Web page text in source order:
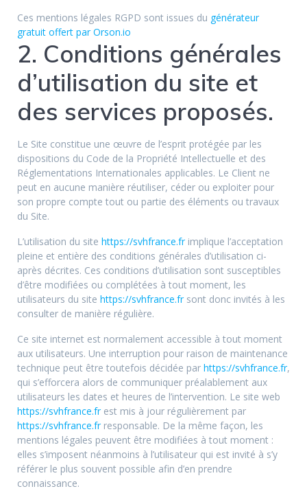
Ces mentions légales RGPD sont issues du générateur
gratuit offert par Orson.io
2. Conditions générales
d’utilisation du site et
des services proposés.
Le Site constitue une œuvre de l’esprit protégée par les
dispositions du Code de la Propriété Intellectuelle et des
Réglementations Internationales applicables. Le Client ne
peut en aucune manière réutiliser, céder ou exploiter pour
son propre compte tout ou partie des éléments ou travaux
du Site.
L’utilisation du site https://svhfrance.frimplique l’acceptation
pleine et entière des conditions générales d’utilisation ci-
après décrites. Ces conditions d’utilisation sont susceptibles
d’être modifiées ou complétées à tout moment, les
utilisateurs du site https://svhfrance.frsont donc invités à les
consulter de manière régulière.
Ce site internet est normalement accessible à tout moment
aux utilisateurs. Une interruption pour raison de maintenance
technique peut être toutefois décidée par https://svhfrance.fr,
qui s’efforcera alors de communiquer préalablement aux
utilisateurs les dates et heures de l’intervention. Le site web
https://svhfrance.frest mis à jour régulièrement par
https://svhfrance.frresponsable. De la même façon, les
mentions légales peuvent être modifiées à tout moment :
elles s’imposent néanmoins à l’utilisateur qui est invité à s’y
référer le plus souvent possible afin d’en prendre
connaissance.